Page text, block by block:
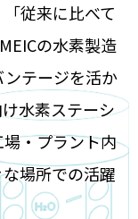
従来に比べて
の水素製造
テージを活か
水素ステーシ
・プラント内
場所での活躍